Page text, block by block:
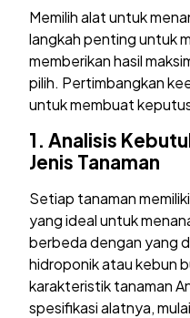
Memilih alat untuk
langkah penting untuk
memberikan hasil
pilih. Pertimbangkan
untuk membuat
1.Analisis
Jenis Tanaman
Setiap tanaman
yang ideal untuk
berbeda dengan yang
hidroponik atau kebun
karakteristik tanaman
spesifikasi alatnya,